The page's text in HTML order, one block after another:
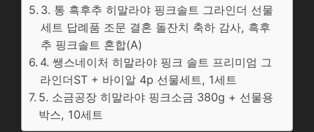
3. 통 흑후추 히말라야 핑크솔트 그라인더 선물
세트 답례품 조문 결혼 돌잔치 축하 감사, 흑후
추 핑크솔트 혼합(A)
4. 쌩스네이처 히말라야 핑크 솔트 프리미엄 그
라인더ST + 바이알 4p 선물세트, 1세트
5. 소금공장 히말라야 핑크소금 380g + 선물용
박스, 10세트